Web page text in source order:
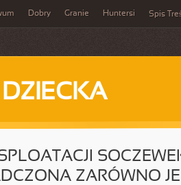
Dobry Granie Huntersi Spis
ZARÓWNO